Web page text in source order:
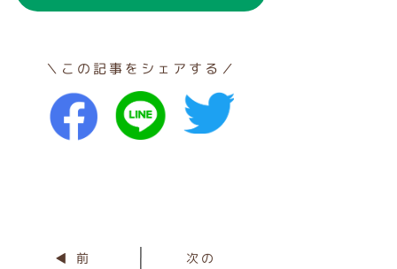
＼この記事をシェアする／
◀ 前
次の